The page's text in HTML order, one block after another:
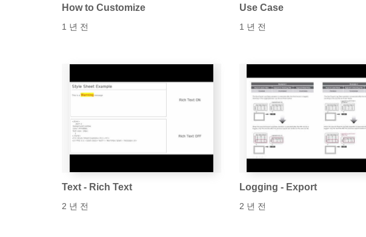
How to Customize
1 년 전
Use Case
1 년 전
Text - Rich Text
2 년 전
Logging - Export
2 년 전